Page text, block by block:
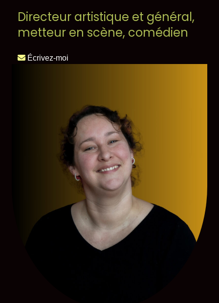
Directeur artistique et général,
metteur en scène, comédien
Écrivez-moi